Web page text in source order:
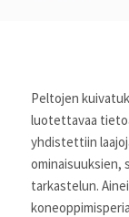
Peltojen
luotettavaa
yhdistettiin
ominaisuuksien,
tarkastelun.